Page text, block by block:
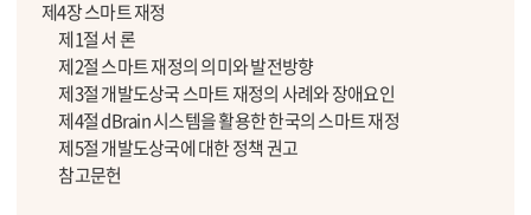
제4장 스마트 재정
제1절 서 론
제2절 스마트 재정의 의미와 발전방향
제3절 개발도상국 스마트 재정의 사례와 장애요인
제4절 dBrain 시스템을 활용한 한국의 스마트 재정
제5절 개발도상국에 대한 정책 권고
참고문헌